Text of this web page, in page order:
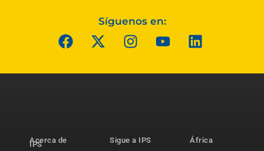
Síguenos en:
Acerca de
IPS
Sigue a IPS
África